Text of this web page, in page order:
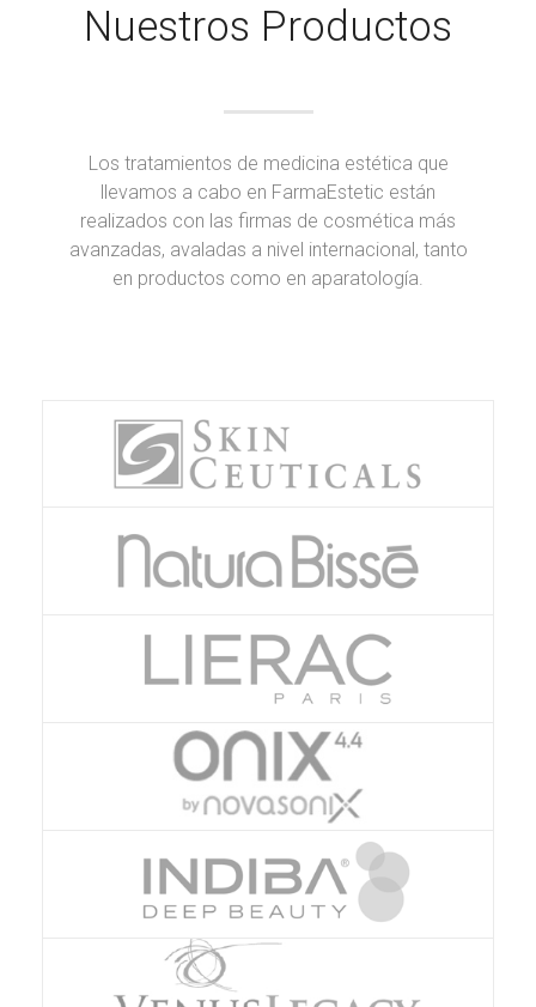
Nuestros Productos
Los tratamientos de medicina estética que
llevamos a cabo en FarmaEstetic están
realizados con las firmas de cosmética más
avanzadas, avaladas a nivel internacional, tanto
en productos como en aparatología.